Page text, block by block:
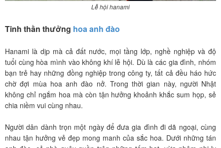
Lễ hội hanami
Tinh thần thưởng hoa anh đào
Hanami là dịp mà cả đất nước, mọi tầng lớp, nghề nghiệp và độ
tuổi cùng hòa mình vào không khí lễ hội. Dù là các gia đình, nhóm
bạn trẻ hay những đồng nghiệp trong công ty, tất cả đều háo hức
chờ đợi mùa hoa anh đào nở. Trong thời gian này, người Nhật
không chỉ ngắm hoa mà còn tận hưởng khoảnh khắc sum họp, sẻ
chia niềm vui cùng nhau.
Người dân dành trọn một ngày để đưa gia đình đi dã ngoại, cùng
nhau tận hưởng vẻ đẹp mong manh của sắc hoa. Dưới những tán